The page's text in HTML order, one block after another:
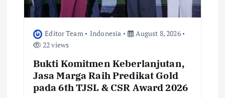
Editor Team Indonesia
August 8, 2026
22 views
Bukti Komitmen Keberlanjutan,
Jasa Marga Raih Predikat Gold
pada 6th TJSL & CSR Award 2026